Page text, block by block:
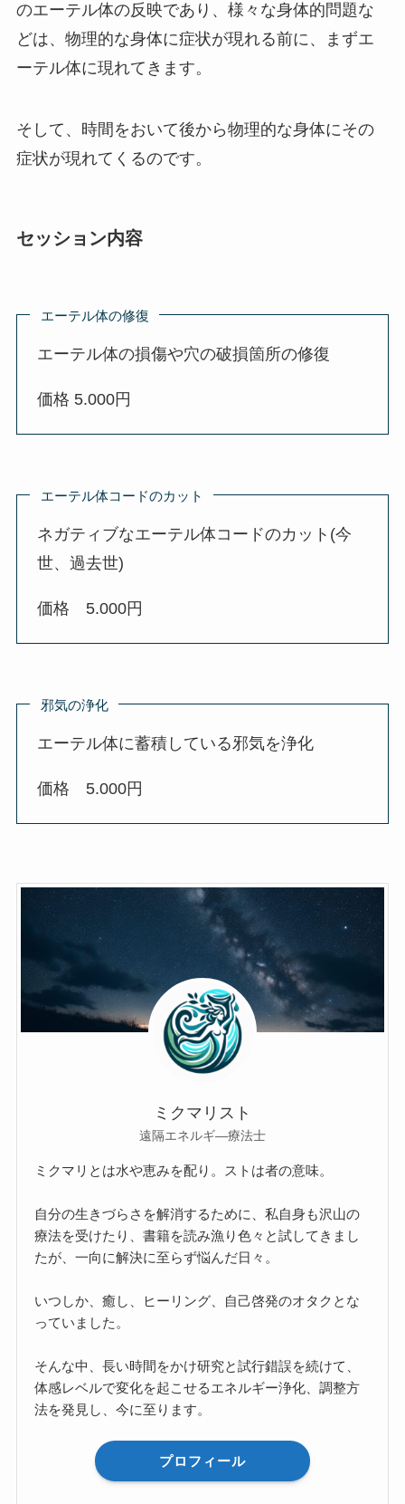
のエーテル体の反映であり、様々な身体的問題な
どは、物理的な身体に症状が現れる前に、まずエ
ーテル体に現れてきます。
そして、時間をおいて後から物理的な身体にその
症状が現れてくるのです。
セッション内容
エーテル体の修復
エーテル体の損傷や穴の破損箇所の修復
価格 5.000円
エーテル体コードのカット
ネガティブなエーテル体コードのカット(今
世、過去世)
価格 5.000円
邪気の浄化
エーテル体に蓄積している邪気を浄化
価格 5.000円
ミクマリスト
遠隔エネルギ―療法士
ミクマリとは水や恵みを配り。ストは者の意味。
自分の生きづらさを解消するために、私自身も沢山の
療法を受けたり、書籍を読み漁り色々と試してきまし
たが、一向に解決に至らず悩んだ日々。
いつしか、癒し、ヒーリング、自己啓発のオタクとな
っていました。
そんな中、長い時間をかけ研究と試行錯誤を続けて、
体感レベルで変化を起こせるエネルギー浄化、調整方
法を発見し、今に至ります。
プロフィール